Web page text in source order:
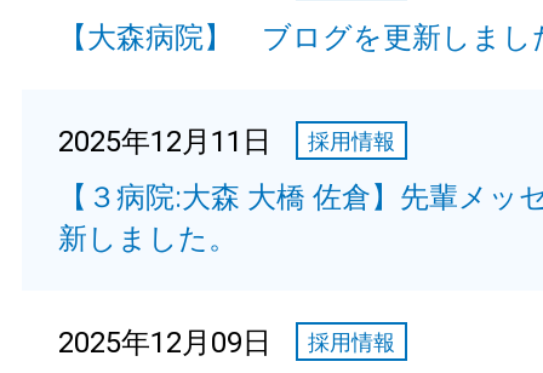
【大森病院】 ブログを更新しまし
2025年12月11日 採用情報
【３病院:大森 大橋 佐倉】先輩メッ
新しました。
2025年12月09日 採用情報